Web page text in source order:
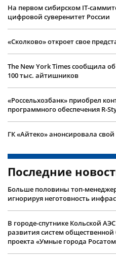
На первом сибирском IT-
цифровой суверенитет России
«Сколково» откроет свое
The New York Times сообщила
100 тыс. айтишников
«Россельхозбанк» приобрел
программного обеспечения R-
ГК «Айтеко» анонсировала
Последние
Больше половины топ-
игнорируя неготовность
В городе-спутнике Кольской
развития систем
проекта «Умные города